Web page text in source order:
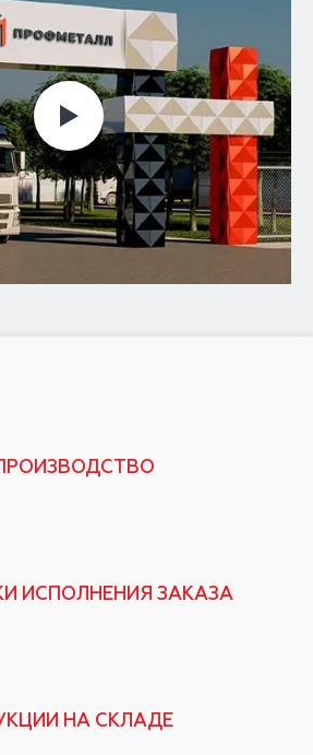
ИСПОЛНЕНИЯ ЗАКАЗА
НА СКЛАДЕ